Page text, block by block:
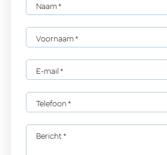
Naam*
Voornaam*
E-mail*
Telefoon*
Bericht*